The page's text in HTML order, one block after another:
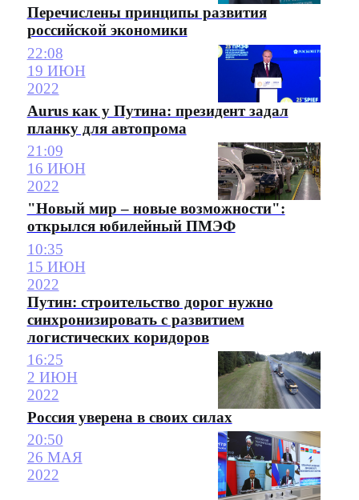
Перечислены принципы развития
российской экономики
22:08
19 ИЮН
2022
Aurus как у Путина: президент задал
планку для автопрома
21:09
16 ИЮН
2022
"Новый мир – новые возможности":
открылся юбилейный ПМЭФ
10:35
15 ИЮН
2022
Путин: строительство дорог нужно
синхронизировать с развитием
логистических коридоров
16:25
2 ИЮН
2022
Россия уверена в своих силах
20:50
26 МАЯ
2022